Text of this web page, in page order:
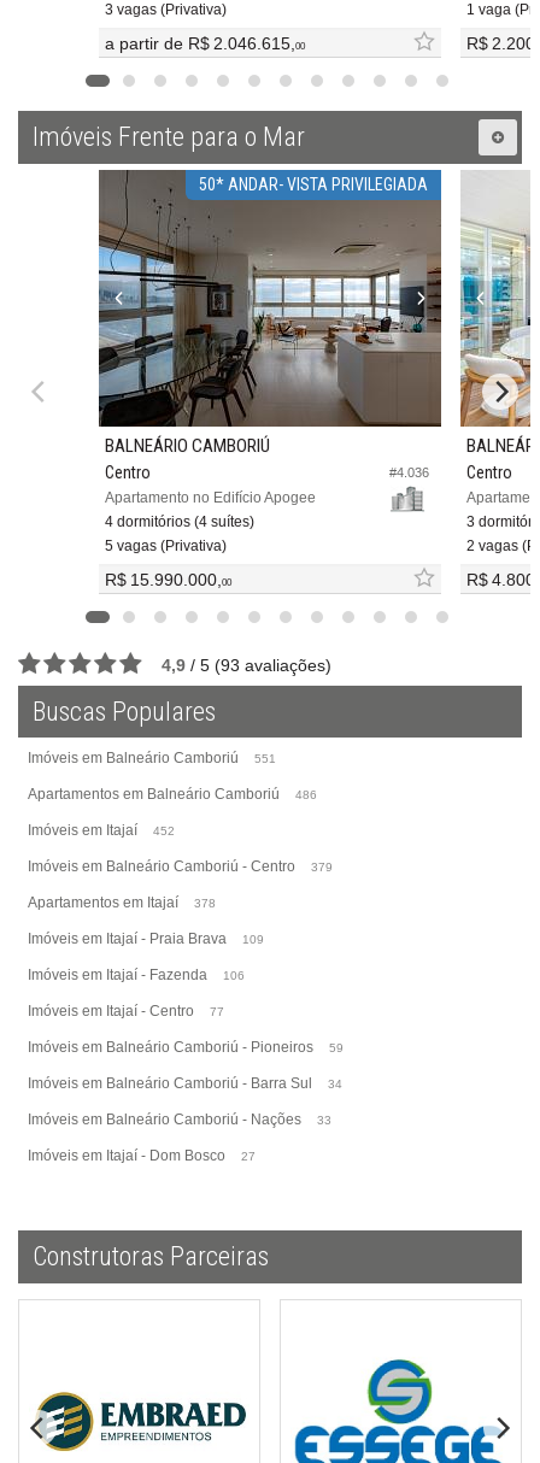
3 vagas (Privativa)
a partir de R$ 2.046.615,00
1 vaga
R$
Imóveis Frente para o Mar
50* ANDAR- VISTA PRIVILEGIADA
#4.036
BALNEÁRIO CAMBORIÚ
Centro
Apartamento no Edifício Apogee
4 dormitórios (4 suítes)
5 vagas (Privativa)
R$ 15.990.000,00
Centro
3
2 vagas
R$
4,9 / 5 (93 avaliações)
Buscas Populares
Imóveis em Balneário Camboriú 551
Apartamentos em Balneário Camboriú 486
Imóveis em Itajaí 452
Imóveis em Balneário Camboriú - Centro 379
Apartamentos em Itajaí 378
Imóveis em Itajaí - Praia Brava 109
Imóveis em Itajaí - Fazenda 106
Imóveis em Itajaí - Centro 77
Imóveis em Balneário Camboriú - Pioneiros 59
Imóveis em Balneário Camboriú - Barra Sul 34
Imóveis em Balneário Camboriú - Nações 33
Imóveis em Itajaí - Dom Bosco 27
Construtoras Parceiras